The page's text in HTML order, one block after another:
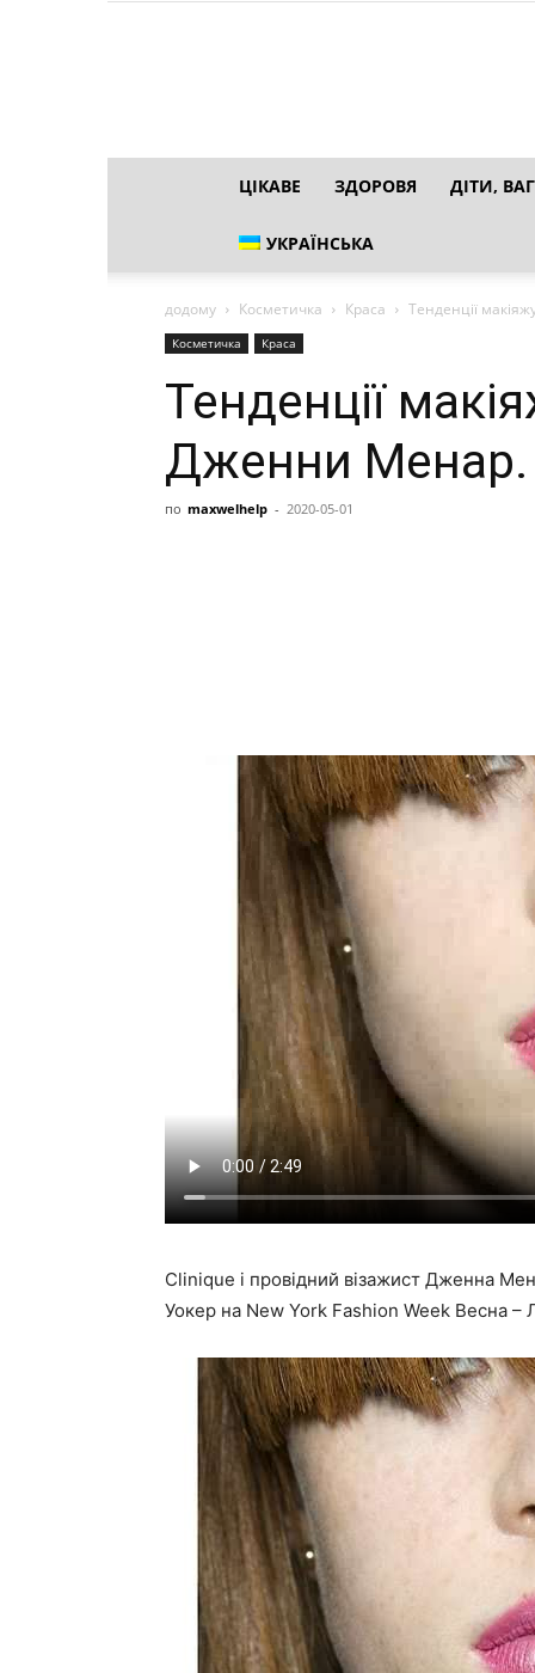
ЦІКАВЕ ЗДОРОВЯ ДІТИ,
УКРАЇНСЬКА
додому Косметичка Краса Тенденції
Косметичка Краса
Тенденції
Дженни Менар.
по maxwelhelp - 2020-05-01
Clinique і провідний візажист Дженна
Уокер на New York Fashion Week Весна –